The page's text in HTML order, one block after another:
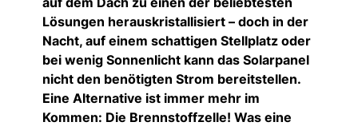
Lösungen herauskristallisiert – doch in der
Nacht, auf einem schattigen Stellplatz oder
bei wenig Sonnenlicht kann das Solarpanel
nicht den benötigten Strom bereitstellen.
Eine Alternative ist immer mehr im
Kommen: Die Brennstoffzelle! Was eine